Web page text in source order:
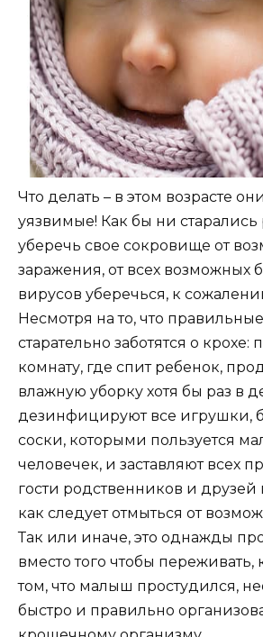
Что делать – в этом возрасте
уязвимые! Как бы ни старались
уберечь свое сокровище от
заражения, от всех возможных
вирусов уберечься, к
Несмотря на то, что
старательно заботятся о крохе:
комнату, где спит ребенок,
влажную уборку хотя бы раз в
дезинфицируют все игрушки,
соски, которыми пользуется
человечек, и заставляют всех
гости родственников и друзей
как следует отмыться от
Так или иначе, это однажды
вместо того чтобы переживать,
том, что малыш простудился,
быстро и правильно